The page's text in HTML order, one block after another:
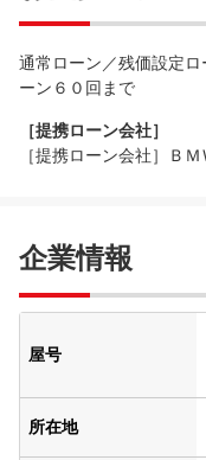
通常ローン／残価設定
ーン６０回まで
［提携ローン会社］
［提携ローン会社］Ｂ
企業情報
屋号
所在地